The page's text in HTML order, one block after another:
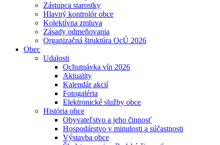
Zástupca starostky
Hlavný kontrolór obce
Kolektívna zmluva
Zásady odmeňovania
Organizačná štruktúra OcÚ 2026
Obec
Udalosti
Ochutnávka vín 2026
Aktuality
Kalendár akcií
Fotogaléria
Elektronické služby obce
História obce
Obyvateľstvo a jeho činnosť
Hospodárstvo v minulosti a súčastnosti
Výstavba obce